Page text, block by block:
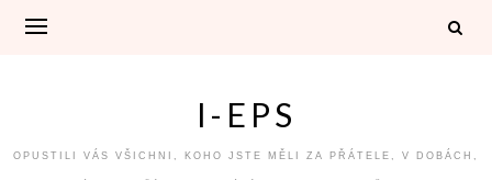
I-EPS
OPUSTILI VÁS VŠICHNI, KOHO JSTE MĚLI ZA PŘÁTELE, V DOBÁCH,